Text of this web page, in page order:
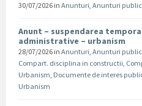
30/07/2026 in Anunturi, Anunturi
Anunt – suspendarea
administrative – urbanism
28/07/2026 in Anunturi, Anunturi
Compart. disciplina in constructii,
Urbanism, Documente de interes
Urbanism